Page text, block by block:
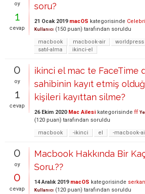
oy
1
cevap
soru?
21 Ocak 2019 macOS kategorisinde
Kullanıcı (150 puan) tarafından soruldu
macbook
macbook-air
worldpress
satıl-alma
ikinci-el
0
oy
1
cevap
ikinci el mac te FaceTime
sahibinin kayıt etmiş
kişileri kayıttan silme?
26 Ekim 2020 Mac Ailesi kategorisinde ff
(120 puan) tarafından soruldu
macbook
-ikinci el -macbook-
0
oy
0
cevap
Macbook Hakkında Bir
Soru.??
14 Aralık 2019 macOS kategorisinde
Kullanıcı (120 puan) tarafından soruldu